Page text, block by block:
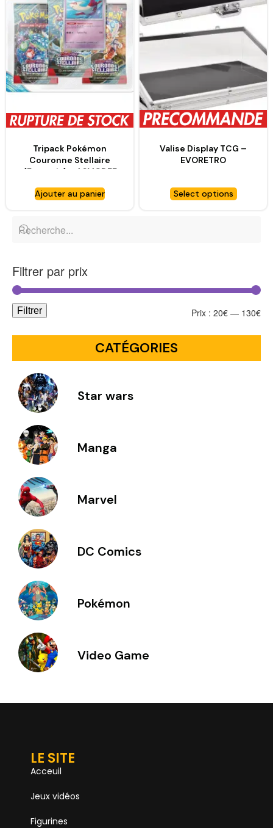
Tripack Pokémon
Couronne Stellaire
(Français) – ASMODEE
Ajouter au panier
Valise Display TCG –
EVORETRO
Select options
Filtrer par prix
Filtrer Prix : 20€ — 130€
CATÉGORIES
Star wars
Manga
Marvel
DC Comics
Pokémon
Video Game
LE SITE
Acceuil
Jeux vidéos
Figurines